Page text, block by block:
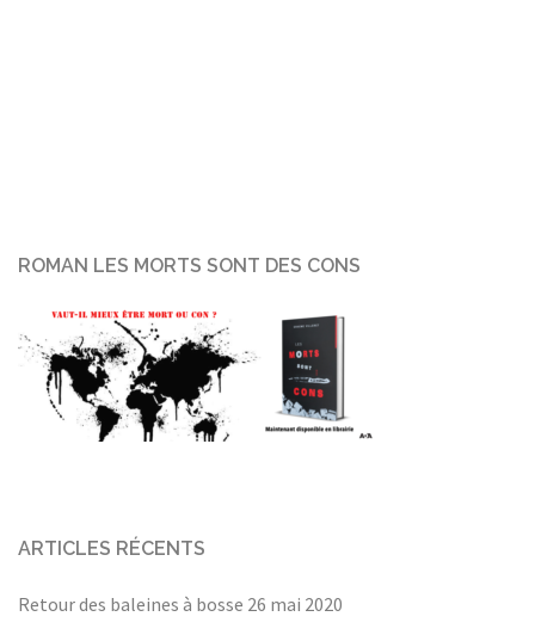
ROMAN LES MORTS SONT DES CONS
ARTICLES RÉCENTS
Retour des baleines à bosse 26 mai 2020